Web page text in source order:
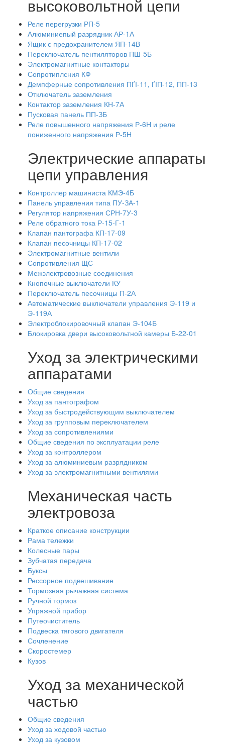
высоковольтной цепи
Реле перегрузки РП-5
Алюминиепый разрядник АР-1А
Ящик с предохранителем ЯП-14В
Переключатель пентиляторов ПШ-5Б
Электромагнитные контакторы
Сопротиплсния КФ
Демпферные сопротивления ПҐІ-11, ҐІП-12, ПП-13
Отключатель заземления
Контактор заземления КН-7А
Пусковая панель ПП-ЗБ
Реле повышенного напряжения Р-6Н и реле
пониженного напряжения Р-5Н
Электрические аппараты
цепи управления
Контроллер машиниста КМЭ-4Б
Панель управления типа ПУ-ЗА-1
Регулятор напряжения СРН-7У-3
Реле обратного тока Р-15-Г-1
Клапан пантографа КП-17-09
Клапан песочницы КП-17-02
Электромагнитные вентили
Сопротивления ЩС
Межэлектровозные соединения
Кнопочные выключатели КУ
Переключатель песочницы П-2А
Автоматические выключатели управления Э-119 и
Э-119А
Электроблокировочный клапан Э-104Б
Блокировка двери высоковольтной камеры Б-22-01
Уход за электрическими
аппаратами
Общие сведения
Уход за пантографом
Уход за быстродействующим выключателем
Уход за групповым переключателем
Уход за сопротивлениями
Общие сведения по эксплуатации реле
Уход за контроллером
Уход за алюминиевым разрядником
Уход за электромагнитными вентилями
Механическая часть
электровоза
Краткое описание конструкции
Рама тележки
Колесные пары
Зубчатая передача
Буксы
Рессорное подвешивание
Тормозная рычажная система
Ручной тормоз
Упряжной прибор
Путеочиститель
Подвеска тягового двигателя
Сочленение
Скоростемер
Кузов
Уход за механической
частью
Общие сведения
Уход за ходовой частью
Уход за кузовом